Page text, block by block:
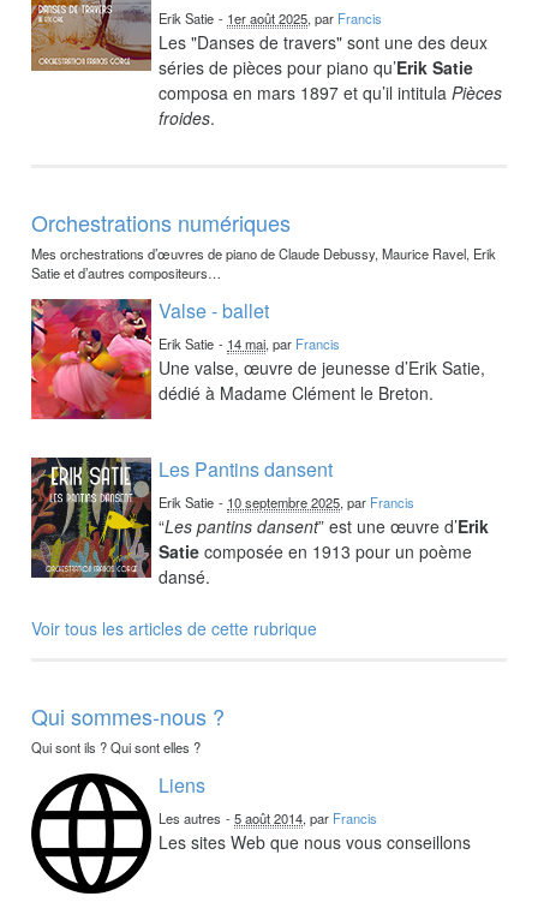
Erik Satie - 1er août 2025, par Francis
Les "Danses de travers" sont une des deux
séries de pièces pour piano qu’Erik Satie
composa en mars 1897 et qu’il intitulaPièces
froides.
Orchestrations numériques
Mes orchestrations d’œuvres de piano de Claude Debussy, Maurice Ravel, Erik
Satie et d’autres compositeurs…
Valse - ballet
Erik Satie - 14 mai, par Francis
Une valse, œuvre de jeunesse d’Erik Satie,
dédié à Madame Clément le Breton.
Les Pantins dansent
Erik Satie - 10 septembre 2025, par Francis
“Les pantins dansent” est une œuvre d’Erik
Satie composée en 1913 pour un poème
dansé.
Voir tous les articles de cette rubrique
Qui sommes-nous ?
Qui sont ils ? Qui sont elles ?
Liens
Les autres -5 août 2014, par Francis
Les sites Web que nous vous conseillons